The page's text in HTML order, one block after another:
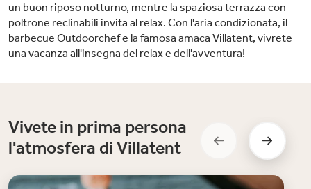
un buon riposo notturno, mentre la spaziosa terrazza con
poltrone reclinabili invita al relax. Con l'aria condizionata, il
barbecue Outdoorchef e la famosa amaca Villatent, vivrete
una vacanza all'insegna del relax e dell'avventura!
Vivete in prima persona
l'atmosfera di Villatent